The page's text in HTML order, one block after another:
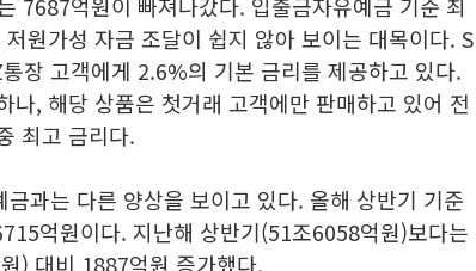
원가성 자금 조달이 쉽지 않아 보이는 대목이다. S
장 고객에게 2.6%의 기본 금리를 제공하고 있다.
나, 해당 상품은 첫거래 고객에만 판매하고 있어 전
최고 금리다.
과는 다른 양상을 보이고 있다. 올해 상반기 기준
억원이다. 지난해 상반기(51조6058억원)보다는
) 대비 1887억원 증가했다.